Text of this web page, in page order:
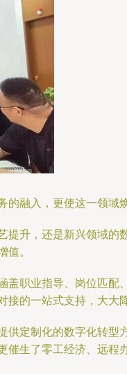
融入，更使这一领域
升，还是新兴领域的
值。
职业指导、岗位匹配
的一站式支持，大大
定制化的数字化转型
生了零工经济、远程